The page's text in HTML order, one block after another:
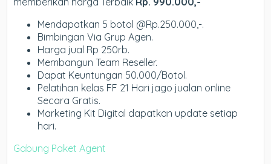
Mendapatkan 5 botol @Rp.250.000,-.
Bimbingan Via Grup Agen.
Harga jual Rp 250rb.
Membangun Team Reseller.
Dapat Keuntungan 50.000/Botol.
Pelatihan kelas FF 21 Hari jago jualan online
Secara Gratis.
Marketing Kit Digital dapatkan update setiap
hari.
Gabung Paket Agent